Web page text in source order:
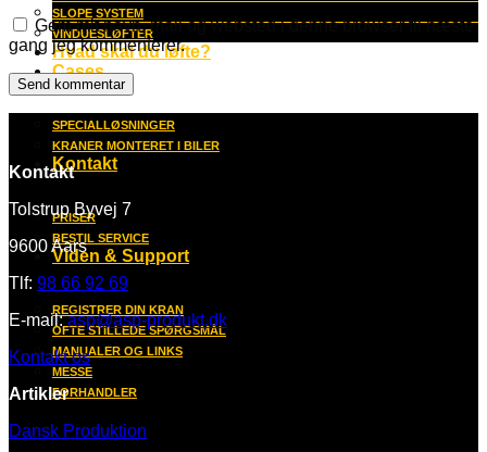
SLOPE SYSTEM
VINDUESLØFTER
Hvad skal du løfte?
Cases
SPECIALLØSNINGER
KRANER MONTERET I BILER
Kontakt
PRISER
BESTIL SERVICE
Viden & Support
REGISTRER DIN KRAN
OFTE STILLEDE SPØRGSMÅL
MANUALER OG LINKS
MESSE
FORHANDLER
Gem mit navn, mail og websted i denne browser til næste
gang jeg kommenterer.
Kontakt
Tolstrup Byvej 7
9600 Aars
Tlf: 98 66 92 69
E-mail:asp@asp-produkt.dk
Kontakt os
Artikler
Dansk Produktion